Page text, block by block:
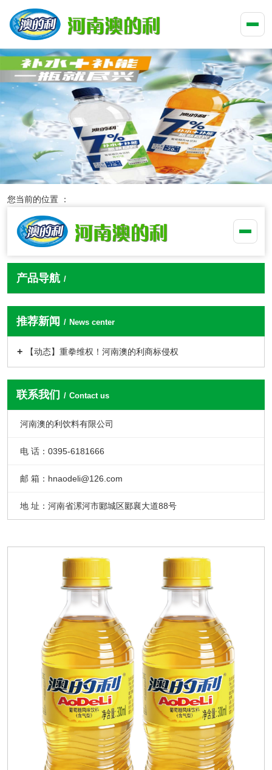
您当前的位置 ：
产品导航
推荐新闻 News center
【动态】重拳维权！河南澳的利商标侵权
联系我们 Contact us
河南澳的利饮料有限公司
电 话：0395-6181666
邮 箱：hnaodeli@126.com
地 址：河南省漯河市郾城区郾襄大道88号